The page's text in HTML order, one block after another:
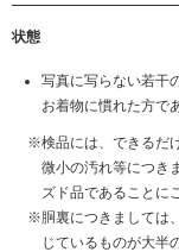
状態
写真に写らない若干
お着物に慣れた方で
検品には、できるだ
微小の汚れ等につき
ズド品であることに
胴裏につきましては
じているものが大半